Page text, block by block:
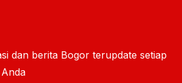
dan berita Bogor terupdate setiap